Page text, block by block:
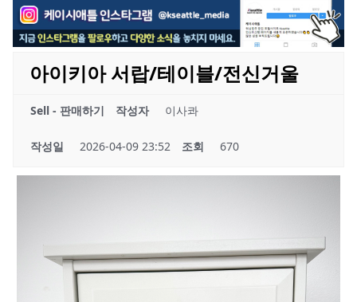
아이키아 서랍/테이블/전신거울
Sell - 판매하기 작성자 이사콰
작성일 2026-04-09 23:52 조회 670